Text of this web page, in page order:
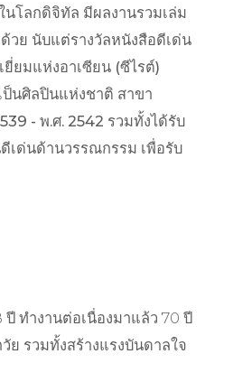
นโลกดิจิทัล มีผลงานรวมเล่ม
วย นับแต่รางวัลหนังสือดีเด่น
ยี่ยมแห่งอาเซียน (ซีไรต์)
ป็นศิลปินแห่งชาติ สาขา
- พ.ศ. 2542 รวมทั้งได้รับ
เด่นด้านวรรณกรรม เพื่อรับ
ทำงานต่อเนื่องมาแล้ว 70 ปี
ย รวมทั้งสร้างแรงบันดาลใจ